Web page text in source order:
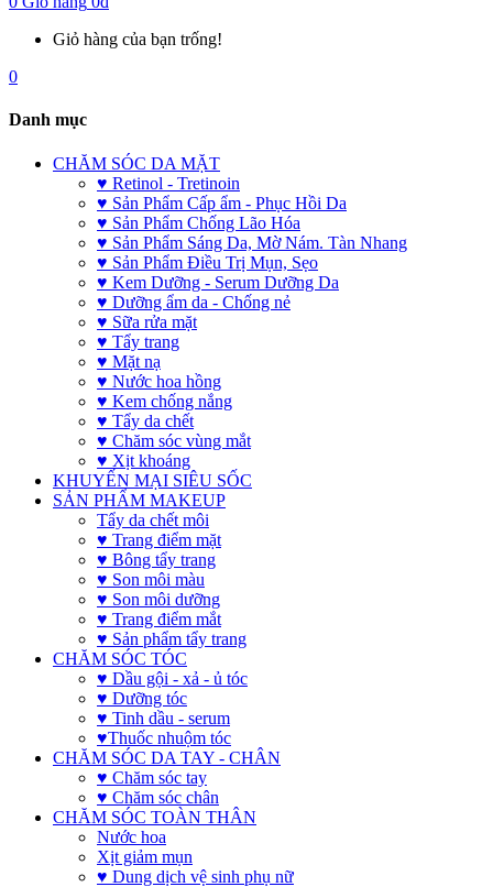
Giỏ hàng của bạn trống!
0
Danh mục
CHĂM SÓC DA MẶT
♥ Retinol - Tretinoin
♥ Sản Phẩm Cấp ẩm - Phục Hồi Da
♥ Sản Phẩm Chống Lão Hóa
♥ Sản Phẩm Sáng Da, Mờ Nám. Tàn Nhang
♥ Sản Phẩm Điều Trị Mụn, Sẹo
♥ Kem Dưỡng - Serum Dưỡng Da
♥ Dưỡng ẩm da - Chống nẻ
♥ Sữa rửa mặt
♥ Tẩy trang
♥ Mặt nạ
♥ Nước hoa hồng
♥ Kem chống nắng
♥ Tẩy da chết
♥ Chăm sóc vùng mắt
♥ Xịt khoáng
KHUYẾN MẠI SIÊU SỐC
SẢN PHẨM MAKEUP
Tẩy da chết môi
♥ Trang điểm mặt
♥ Bông tẩy trang
♥ Son môi màu
♥ Son môi dưỡng
♥ Trang điểm mắt
♥ Sản phẩm tẩy trang
CHĂM SÓC TÓC
♥ Dầu gội - xả - ủ tóc
♥ Dưỡng tóc
♥ Tinh dầu - serum
♥Thuốc nhuộm tóc
CHĂM SÓC DA TAY - CHÂN
♥ Chăm sóc tay
♥ Chăm sóc chân
CHĂM SÓC TOÀN THÂN
Nước hoa
Xịt giảm mụn
♥ Dung dịch vệ sinh phụ nữ